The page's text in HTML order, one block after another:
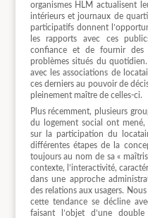
organismes HLM actualisent
intérieurs et journaux de
participatifs donnent
les rapports avec ces
confiance et de fournir des
problèmes situés du
avec les associations de
ces derniers au pouvoir de
pleinement maître de celles-ci.
Plus récemment, plusieurs
du logement social ont
sur la participation du
différentes étapes de la
toujours au nom de sa «
contexte, l’interactivité,
dans une approche
des relations aux usagers.
cette tendance se décline
faisant l’objet d’une